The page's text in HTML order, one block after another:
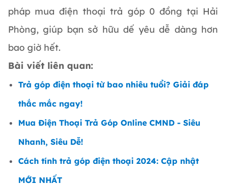
pháp mua điện thoại trả góp 0 đồng tại Hải
Phòng, giúp bạn sở hữu dế yêu dễ dàng hơn
bao giờ hết.
Bài viết liên quan:
Trả góp điện thoại từ bao nhiêu tuổi? Giải đáp
thắc mắc ngay!
Mua Điện Thoại Trả Góp Online CMND - Siêu
Nhanh, Siêu Dễ!
Cách tính trả góp điện thoại 2024: Cập nhật
MỚI NHẤT